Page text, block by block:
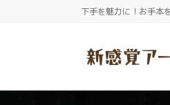
下手を魅力に！お手本